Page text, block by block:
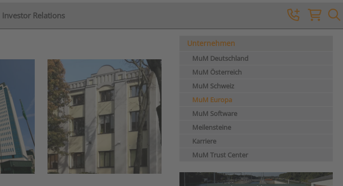
Investor Relations
Unternehmen
MuM Deutschland
MuM Österreich
MuM Schweiz
MuM Europa
MuM Software
Meilensteine
Karriere
MuM Trust Center